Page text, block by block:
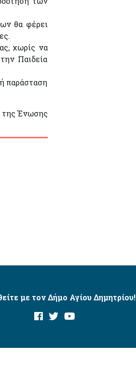
θα φέρει
χωρίς να
Παιδεία
παράσταση
της Ένωσης
με τον Δήμο Αγίου Δημητρίου!